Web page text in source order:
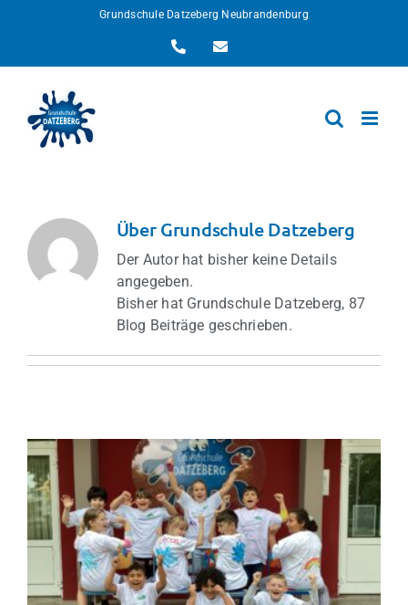
Grundschule Datzeberg Neubrandenburg
TelefonE-
ÜberGrundschule Datzeberg
Der Autor hat bisher keine Details
angegeben.
Bisher hat Grundschule Datzeberg, 87
Blog Beiträge geschrieben.
Schön war`s
Schulleben